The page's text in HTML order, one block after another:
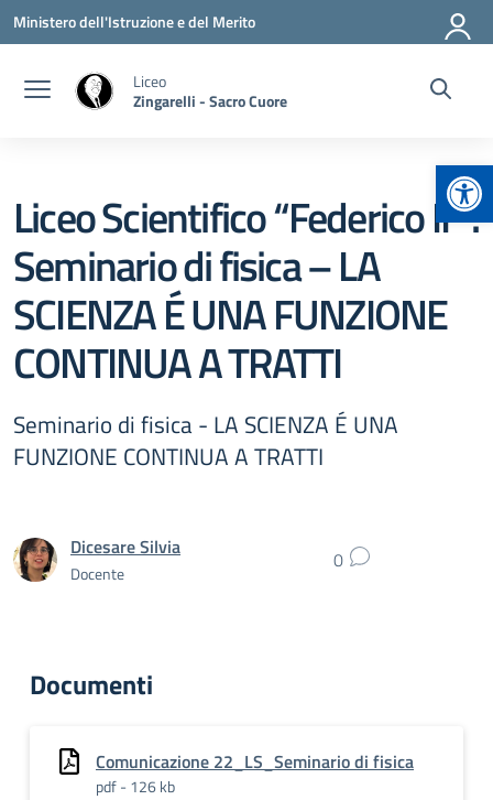
Vai ai contenuti
Vai al menu di navigazione
Vai al footer
Ministero dell'Istruzione e del Merito
Liceo
Zingarelli - Sacro Cuore
Liceo Scientifico “Federico II” :
Seminario di fisica – LA
SCIENZA É UNA FUNZIONE
CONTINUA A TRATTI
Seminario di fisica - LA SCIENZA É UNA
FUNZIONE CONTINUA A TRATTI
Dicesare Silvia
Docente 0
Documenti
Comunicazione 22_LS_Seminario di fisica
pdf - 126 kb